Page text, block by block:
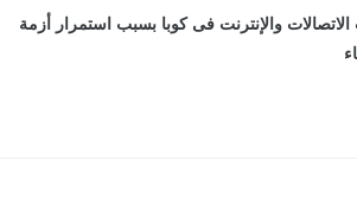
والإنترنت فى كوبا بسبب استمرار أزمة